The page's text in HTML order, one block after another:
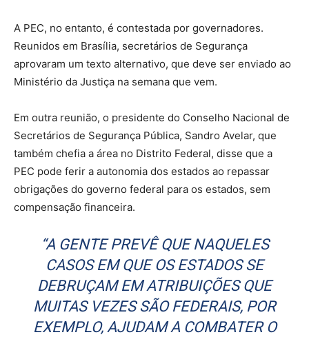
A PEC, no entanto, é contestada por governadores.
Reunidos em Brasília, secretários de Segurança
aprovaram um texto alternativo, que deve ser enviado ao
Ministério da Justiça na semana que vem.
Em outra reunião, o presidente do Conselho Nacional de
Secretários de Segurança Pública, Sandro Avelar, que
também chefia a área no Distrito Federal, disse que a
PEC pode ferir a autonomia dos estados ao repassar
obrigações do governo federal para os estados, sem
compensação financeira.
“A GENTE PREVÊ QUE NAQUELES
CASOS EM QUE OS ESTADOS SE
DEBRUÇAM EM ATRIBUIÇÕES QUE
MUITAS VEZES SÃO FEDERAIS, POR
EXEMPLO, AJUDAM A COMBATER O